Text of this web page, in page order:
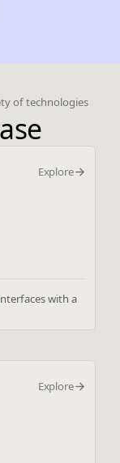
of technologies
Explore
with a
Explore